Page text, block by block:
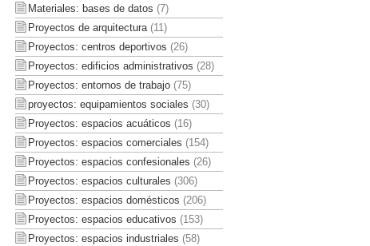
Materiales: bases de datos (7)
Proyectos de arquitectura(11)
Proyectos: centros deportivos (26)
Proyectos: edificios administrativos (28)
Proyectos: entornos de trabajo(75)
proyectos: equipamientos sociales (30)
Proyectos: espacios acuáticos (16)
Proyectos: espacios comerciales (154)
Proyectos: espacios confesionales (26)
Proyectos: espacios culturales (306)
Proyectos: espacios domésticos (206)
Proyectos: espacios educativos (153)
Proyectos: espacios industriales (58)